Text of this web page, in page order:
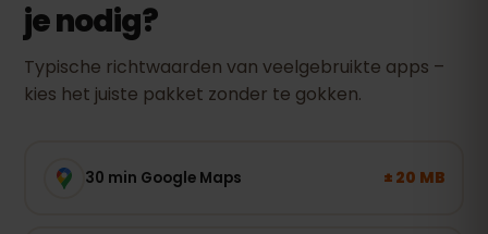
je nodig?
Typische richtwaarden van veelgebruikte apps –
kies het juiste pakket zonder te gokken.
30 min Google Maps ± 20 MB